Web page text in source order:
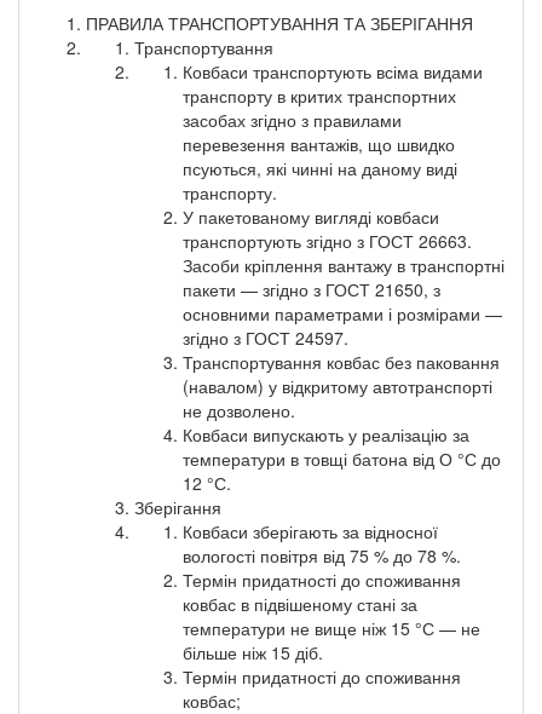
ПРАВИЛА ТРАНСПОРТУВАННЯ ТА ЗБЕРІГАННЯ
Транспортування
Ковбаси транспортують всіма видами
транспорту в критих транспортних
засобах згідно з правилами
перевезення вантажів, що швидко
псуються, які чинні на даному виді
транспорту.
У пакетованому вигляді ковбаси
транспортують згідно з ГОСТ 26663.
Засоби кріплення вантажу в транспортні
пакети — згідно з ГОСТ 21650, з
основними параметрами і розмірами —
згідно з ГОСТ 24597.
Транспортування ковбас без паковання
(навалом) у відкритому автотранспорті
не дозволено.
Ковбаси випускають у реалізацію за
температури в товщі батона від О °С до
12 °С.
Зберігання
Ковбаси зберігають за відносної
вологості повітря від 75 % до 78 %.
Термін придатності до споживання
ковбас в підвішеному стані за
температури не вище ніж 15 °С — не
більше ніж 15 діб.
Термін придатності до споживання
ковбас;